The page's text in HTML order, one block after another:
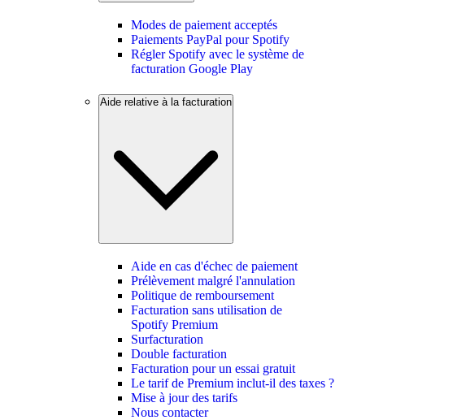
Modes de paiement acceptés
Paiements PayPal pour Spotify
Régler Spotify avec le système de
facturation Google Play
Aide relative à la facturation
Aide en cas d'échec de paiement
Prélèvement malgré l'annulation
Politique de remboursement
Facturation sans utilisation de
Spotify Premium
Surfacturation
Double facturation
Facturation pour un essai gratuit
Le tarif de Premium inclut-il des taxes ?
Mise à jour des tarifs
Nous contacter